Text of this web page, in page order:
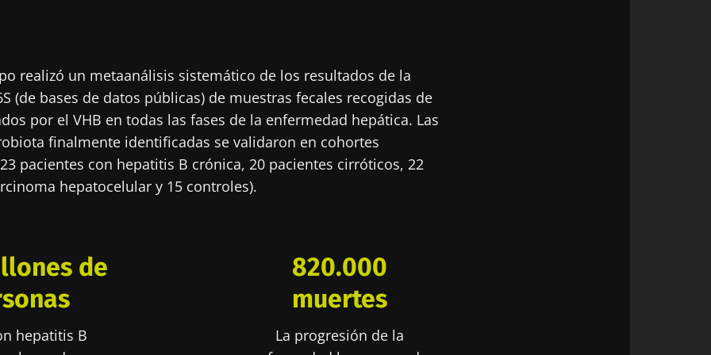
realizó un metaanálisis sistemático de los resultados de la
(de bases de datos públicas) de muestras fecales recogidas de
por el VHB en todas las fases de la enfermedad hepática. Las
finalmente identificadas se validaron en cohortes
pacientes con hepatitis B crónica, 20 pacientes cirróticos, 22
hepatocelular y 15 controles).
de
hepatitis B
820.000
muertes
La progresión de la
ser redirigido y de dejar nuestro sitio web.
de la microbiota para profesionales sanitarios y reciba el
y el "HCP Magazine" que le permitirá mantenerse informado
de la microbiota para profesionales sanitarios y reciba el
y el "HCP Magazine" que le permitirá mantenerse informado
lascondiciones generales
política de protección de datos
Microbiota Institute